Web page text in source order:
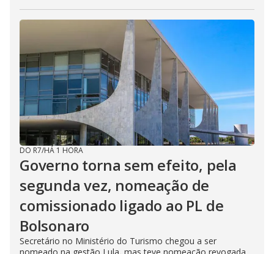
DO R7/HÁ 1 HORA
Governo torna sem efeito, pela
segunda vez, nomeação de
comissionado ligado ao PL de
Bolsonaro
Secretário no Ministério do Turismo chegou a ser
nomeado na gestão Lula, mas teve nomeação revogada